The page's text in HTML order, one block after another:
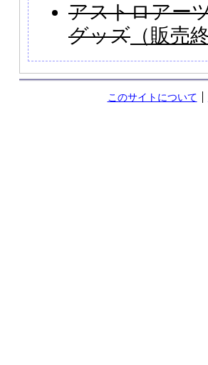
アストロアー
グッズ （販売
このサイトについて